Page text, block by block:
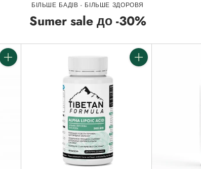
БІЛЬШЕ БАДІВ - БІЛЬШЕ ЗДОРОВЯ
Sumer sale до -30%
Кількість Кількість